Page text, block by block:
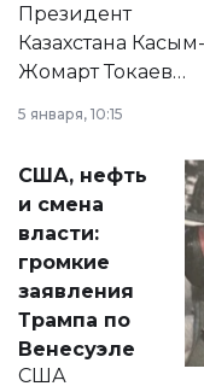
Президент
Казахстана Касым-
Жомарт Токаев
сразу несколько
актуальных тем —
от слухов о
политических
реформах до
вопросов армии,
экономики и
личного
5 января, 10:15
США, нефть
и смена
власти:
громкие
заявления
Трампа по
Венесуэле
США